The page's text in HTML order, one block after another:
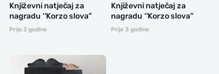
Književni natječaj za
nagradu ‘‘Korzo slova’’
Prije 2 godine
Književni natječaj za
nagradu ‘‘Korzo slova’’
Prije 3 godine